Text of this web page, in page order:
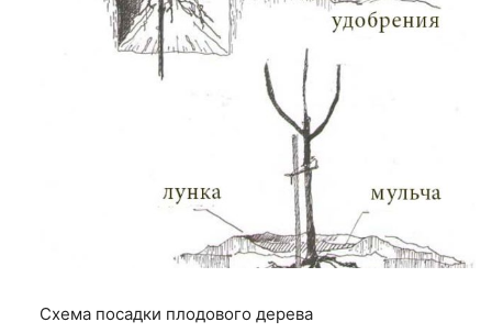
Схема посадки плодового дерева